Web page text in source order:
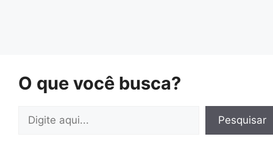
O que você busca?
Pesquisar